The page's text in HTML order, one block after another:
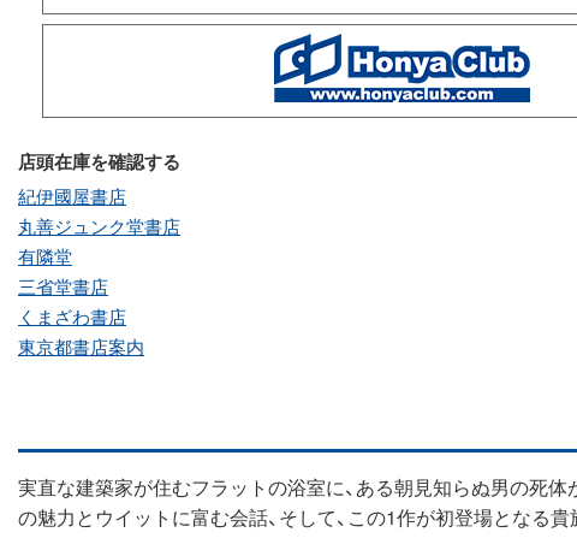
店頭在庫を確認する
紀伊國屋書店
丸善ジュンク堂書店
有隣堂
三省堂書店
くまざわ書店
東京都書店案内
実直な建築家が住むフラットの浴室に、ある朝見知らぬ男の死
の魅力とウイットに富む会話、そして、この1作が初登場となる